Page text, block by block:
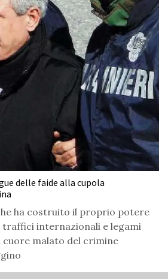
delle faide alla cupola
ha costruito il proprio potere
internazionali e legami
malato del crimine